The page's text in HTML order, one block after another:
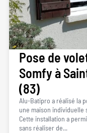
Pose de
Somfy à
(83)
Alu-Batipro a réalisé la
une maison individuelle
Cette installation a
sans réaliser de...